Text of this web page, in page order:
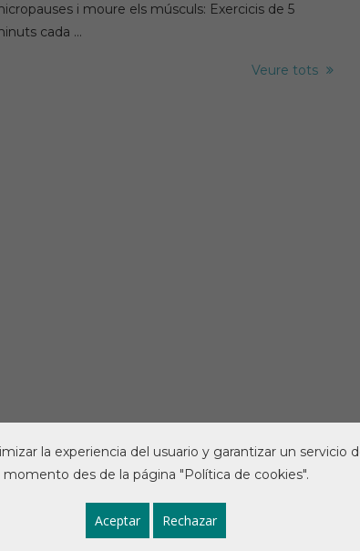
la experiencia del usuario y garantizar un
momento des de la página "Política de cookies".
Aceptar Rechazar
i moure els músculs: Exercicis de 5
cada …
Veure tots
Política de cookies - Tots els drets reservats.